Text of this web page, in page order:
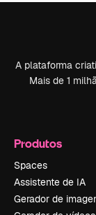
A plataforma
Mais de 1
Produtos
Spaces
Assistente de IA
Gerador de